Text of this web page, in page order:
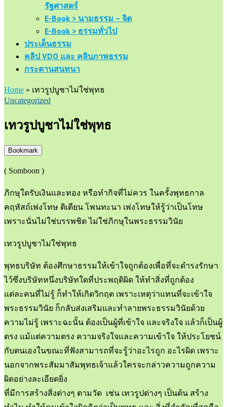
รัฐศาสตร์
E-Book > นามธรรม – จิต
E-Book > ธรรมทั่วไป
ประเด็นธรรม
คลิป VDO และ คลิบภาพธรรม
กระดานสนทนา
Home » เทวรูปบูชาไม่ใช่พุทธ
Uncategorized
เทวรูปบูชาไม่ใช่พุทธ
Bookmark
( Somboon )
ภิกษุใดรับเงินและทอง หรือทำกิจที่ไม่ควร ในครั้งพุทธกาล
คฤหัสถ์เพ่งโทษ ติเตียน โพนทะนา เพ่งโทษให้รู้ว่าเป็นโทษ
เพราะนั่นไม่ใช่บรรพชิต ไม่ใช่ภิกษุในพระธรรมวินัย
เทวรูปบูชาไม่ใช่พุทธ
พุทธบริษัท ต้องศึกษาธรรมให้เข้าใจถูกต้องเพื่อที่จะดำรงรักษา
ไว้ซึ่งบริษัทหนึ่งบริษัทใดที่ประพฤติผิด ให้ทำสิ่งที่ถูกต้อง
แต่ละคนที่ไม่รู้ ก็ทำให้เกิดวิกฤต เพราะเหตุว่าแทนที่จะเข้าใจ
พระธรรมวินัย ก็กลับส่งเสริมและทำลายพระธรรมวินัยด้วย
ความไม่รู้ เพราะฉะนั้น ต้องเป็นผู้ที่เข้าใจ และจริงใจ แล้วก็เป็นผู้
ตรง แม้แต่ความตรง ความจริงใจและความเข้าใจ ให้ประโยชน์
กับตนเองในขณะที่ฟังสามารถที่จะรู้ว่าอะไรถูก อะไรผิด เพราะ
นอกจากพระสัมมาสัมพุทธเจ้าแล้วใครจะกล่าวความถูกความ
ผิดอย่างละเอียดยิ่ง
ที่มีการสร้างสิ่งต่างๆ ตามวัด เช่น เทวรูปต่างๆ เป็นต้น สร้าง